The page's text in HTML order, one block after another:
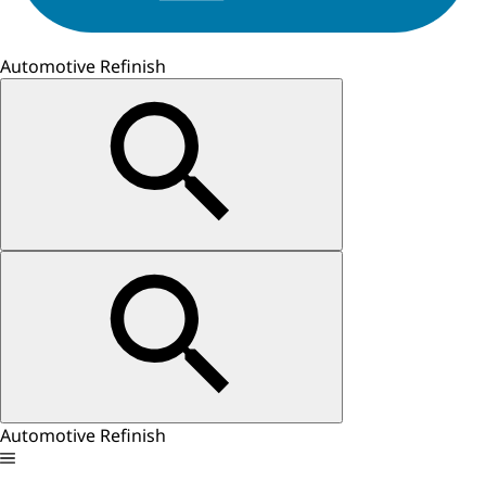
Automotive Refinish
Automotive Refinish